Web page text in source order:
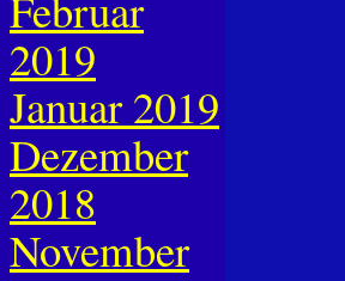
2019
Januar 2019
Dezember
2018
November